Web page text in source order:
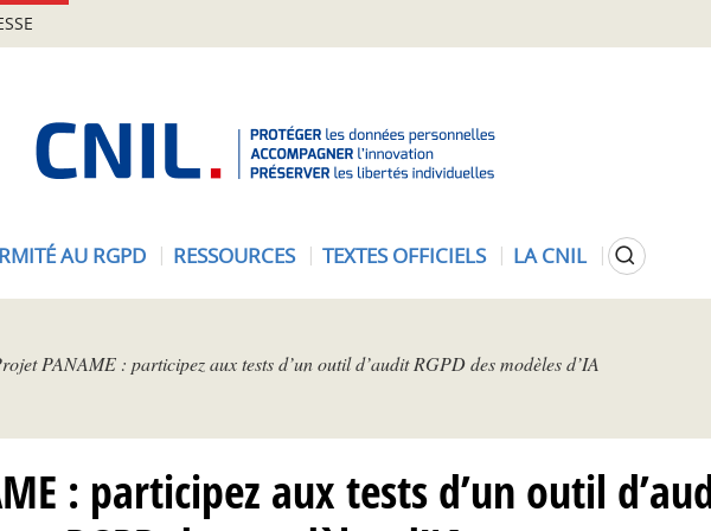
N
AU RGPD RESSOURCES TEXTES OFFICIELS LA CNIL
PANAME : participez aux tests d’un outil d’audit RGPD des modèles d’IA
: participez aux tests d’un outil